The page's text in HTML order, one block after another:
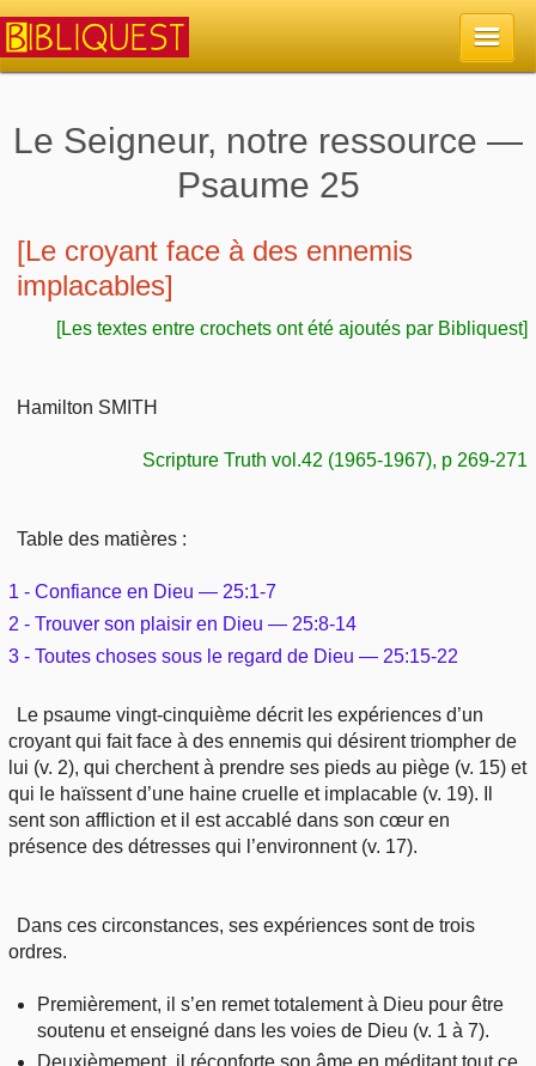
Retour à l'accueil
Quoi de neuf sur Bibliquest
Outils
La Bible
Lisez la Bible
Versets Classés
Sujets
Mort, résurrection
Prophétie
Sanctification
Mariage, famille
Sujets de A à Z
Commentaires
Études et commentaires par passage
Édification
COURS Bibliques - GUIDES de lecture
Pour débuter
Rechercher dans le site
Sujets de A à Z
Ouvrages de A à Z
Auteurs de A à Z
Rechercher dans la Bible
Études et commentaires par passage
En bref
Sommaires
Aperçus Livres de la Bible
Autres FAQ
Le Seigneur, notre ressource —
Psaume 25
[Le croyant face à des ennemis
implacables]
[Les textes entre crochets ont été ajoutés par Bibliquest]
Hamilton SMITH
Scripture Truth vol.42 (1965-1967), p 269-271
Table des matières :
1 - Confiance en Dieu — 25:1-7
2 - Trouver son plaisir en Dieu — 25:8-14
3 - Toutes choses sous le regard de Dieu — 25:15-22
Le psaume vingt-cinquième décrit les expériences d’un
croyant qui fait face à des ennemis qui désirent triompher de
lui (v. 2), qui cherchent à prendre ses pieds au piège (v. 15) et
qui le haïssent d’une haine cruelle et implacable (v. 19). Il
sent son affliction et il est accablé dans son cœur en
présence des détresses qui l’environnent (v. 17).
Dans ces circonstances, ses expériences sont de trois
ordres.
Premièrement, il s’en remet totalement à Dieu pour être
soutenu et enseigné dans les voies de Dieu (v. 1 à 7).
Deuxièmement, il réconforte son âme en méditant tout ce